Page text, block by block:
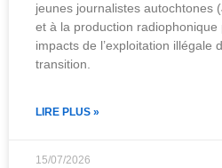
jeunes journalistes autochtones
et à la production
impacts de l’exploitation illégale
transition.
LIRE PLUS »
15/07/2026